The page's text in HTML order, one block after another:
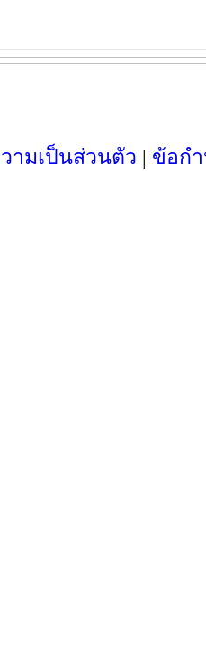
ามเป็นส่วนตัว | ข้อก